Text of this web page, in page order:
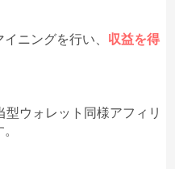
ニングを行い、 収益を得
ウォレット同様アフィリ